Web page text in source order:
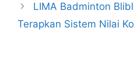
LIMA Badminton
Terapkan Sistem Nilai